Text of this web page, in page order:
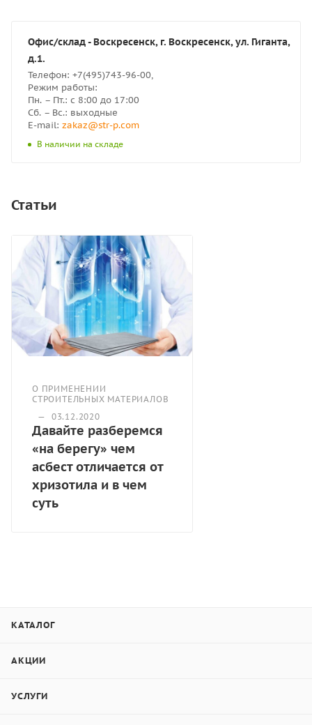
Офис/склад - Воскресенск, г. Воскресенск, ул. Гиганта,
д.1.
Телефон: +7(495)743-96-00,
Режим работы:
Пн. – Пт.: с 8:00 до 17:00
Сб. – Вс.: выходные
E-mail: zakaz@str-p.com
В наличии на складе
Статьи
О ПРИМЕНЕНИИ
СТРОИТЕЛЬНЫХ МАТЕРИАЛОВ
—
03.12.2020
Давайте разберемся
«на берегу» чем
асбест отличается от
хризотила и в чем
суть
КАТАЛОГ
АКЦИИ
УСЛУГИ